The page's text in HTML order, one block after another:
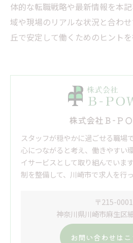
体的な転職戦略や最新情報を本
域や現場のリアルな状況と合わ
丘で安定して働くためのヒントを
株式会社Ｂ-Ｐ
スタッフが穏やかに過ごせる職場
心につながると考え、働きやすい
イサービスとして取り組んでいま
制を整備して、川崎市で求人を行っ
〒215-0001
神奈川県川崎市麻生区
お問い合わせはこ